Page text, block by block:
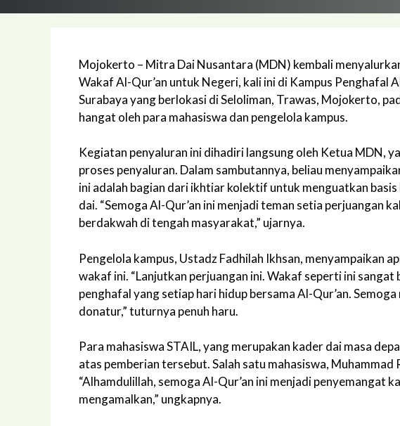
Mojokerto – Mitra Dai Nusantara (MDN) kembali
Wakaf Al-Qur’an untuk Negeri, kali ini di Kampus Penghafal
Surabaya yang berlokasi di Seloliman, Trawas, Mojokerto,
hangat oleh para mahasiswa dan pengelola kampus.
Kegiatan penyaluran ini dihadiri langsung oleh Ketua MDN,
proses penyaluran. Dalam sambutannya, beliau
ini adalah bagian dari ikhtiar kolektif untuk menguatkan
dai. “Semoga Al-Qur’an ini menjadi teman setia perjuangan
berdakwah di tengah masyarakat,” ujarnya.
Pengelola kampus, Ustadz Fadhilah Ikhsan, menyampaikan
wakaf ini. “Lanjutkan perjuangan ini. Wakaf seperti ini
penghafal yang setiap hari hidup bersama Al-Qur’an.
donatur,” tuturnya penuh haru.
Para mahasiswa STAIL, yang merupakan kader dai masa
atas pemberian tersebut. Salah satu mahasiswa,
“Alhamdulillah, semoga Al-Qur’an ini menjadi penyemangat
mengamalkan,” ungkapnya.